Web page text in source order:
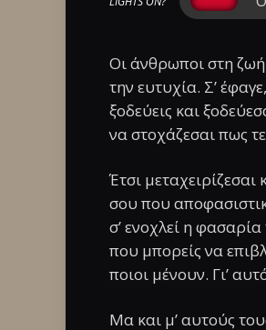
Οι άνθρωποι στη
την ευτυχία. Σ’
ξοδεύεις και
να στοχάζεσαι πως
Έτσι
σου που
σ’ ενοχλεί η
που μπορείς να
ποιοι μένουν. Γι’
Μα και μ’ αυτούς